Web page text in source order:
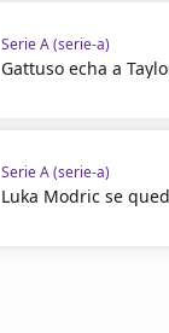
Serie A (serie-a)
Gattuso echa a
Serie A (serie-a)
Luka Modric se